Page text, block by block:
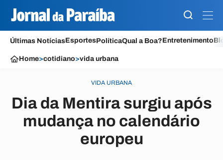
Últimas NotíciasEsportesPolíticaQual a Boa?Entretenimento
Home>cotidiano>vida urbana
VIDA URBANA
Dia da Mentira surgiu após
mudança no calendário
europeu